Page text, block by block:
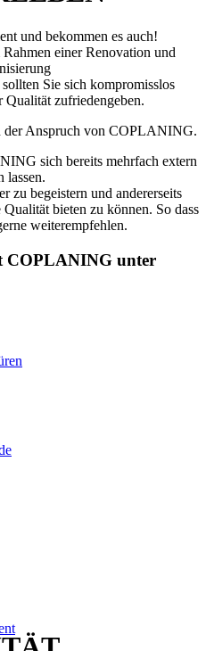
und bekommen es auch!
einer Renovation und
Sie sich kompromisslos
Qualität zufriedengeben.
der Anspruch von COPLANING.
sich bereits mehrfach extern
lassen.
zu begeistern und andererseits
bieten zu können. So dass
weiterempfehlen.
COPLANING unter